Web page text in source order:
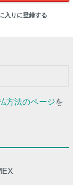
入りに登録する
方法のページを